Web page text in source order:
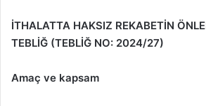
İTHALATTA HAKSIZ REKABETİN
TEBLİĞ (TEBLİĞ NO: 2024/27)
Amaç ve kapsam